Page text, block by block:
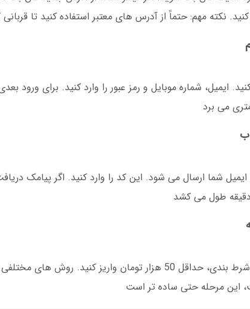
نکته مهم: حتماً از آدرس های معتبر استفاده کنید تا قربانی
می برد
شما ارسال می شود. این کد را وارد کنید. اگر پیامک
پس از تایید، برای شروع شرط بندی، حداقل 50 هزار تومان
این مرحله حتی ساده تر است